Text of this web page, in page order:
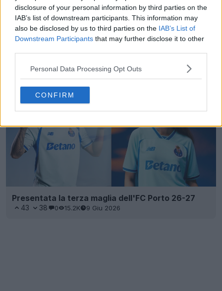
disclosure of your personal information by third parties on the
IAB’s list of downstream participants. This information may
also be disclosed by us to third parties on the IAB’s List of
Downstream Participants that may further disclose it to other
Personal Data Processing Opt Outs
CONFIRM
Non è rosa: è uscito il secondo pacchetto di
scarpe da calcio New Balance per i Mondiali 2026
Presentata la terza maglia dell'FC Porto 26-27
43 38 0 15.2K 9 Giu 2026